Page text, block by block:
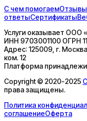
С чем помогаемОтзывы
ответыСертификаты
Услуги оказывает ООО
ИНН 9703001100 ОГРН
Адрес:125009, г.
ком. 12
Платформа
Copyright © 2020-2025
права защищены.
Политика
соглашениеОферта